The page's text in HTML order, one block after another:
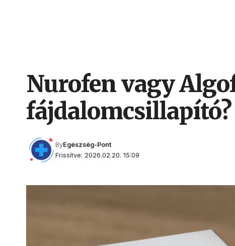
Nurofen vagy
fájdalomcsillapító?
Frissítve: 2026.02.20. 15:09
ByEgészség-Pont